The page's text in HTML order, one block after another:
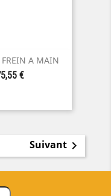
FREIN A MAIN
€
rapide
Suivant